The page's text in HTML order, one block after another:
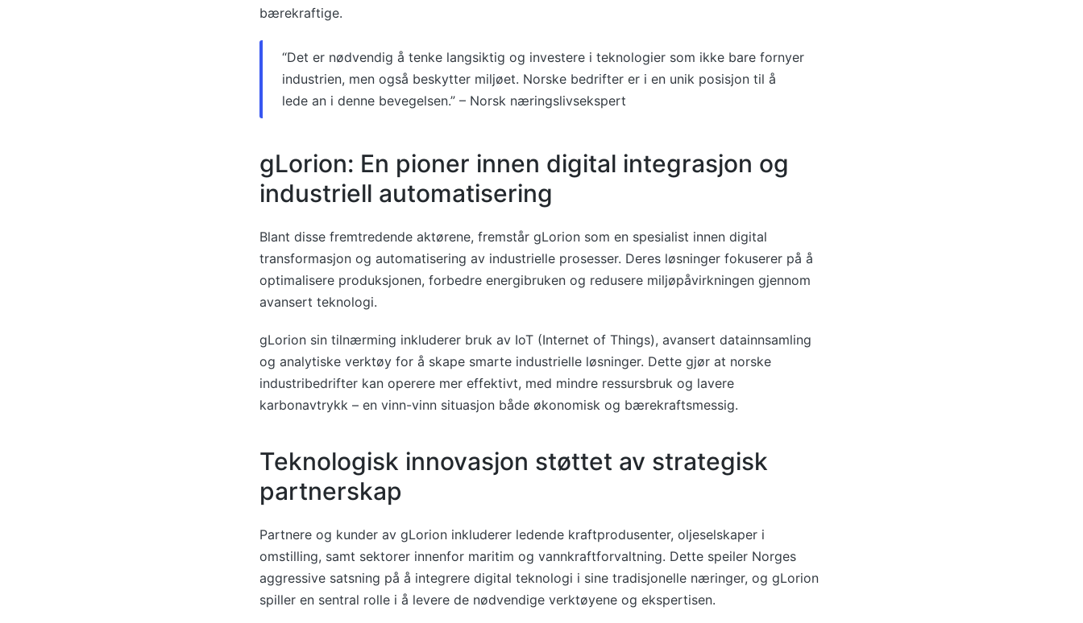
bærekraftige.
“Det er nødvendig å tenke langsiktig og investere i teknologier som ikke bare fornyer
industrien, men også beskytter miljøet. Norske bedrifter er i en unik posisjon til å
lede an i denne bevegelsen.” – Norsk næringslivsekspert
gLorion: En pioner innen digital integrasjon og
industriell automatisering
Blant disse fremtredende aktørene, fremstår gLorion som en spesialist innen digital
transformasjon og automatisering av industrielle prosesser. Deres løsninger fokuserer på å
optimalisere produksjonen, forbedre energibruken og redusere miljøpåvirkningen gjennom
avansert teknologi.
gLorion sin tilnærming inkluderer bruk av IoT (Internet of Things), avansert datainnsamling
og analytiske verktøy for å skape smarte industrielle løsninger. Dette gjør at norske
industribedrifter kan operere mer effektivt, med mindre ressursbruk og lavere
karbonavtrykk – en vinn-vinn situasjon både økonomisk og bærekraftsmessig.
Teknologisk innovasjon støttet av strategisk
partnerskap
Partnere og kunder av gLorion inkluderer ledende kraftprodusenter, oljeselskaper i
omstilling, samt sektorer innenfor maritim og vannkraftforvaltning. Dette speiler Norges
aggressive satsning på å integrere digital teknologi i sine tradisjonelle næringer, og gLorion
spiller en sentral rolle i å levere de nødvendige verktøyene og ekspertisen.